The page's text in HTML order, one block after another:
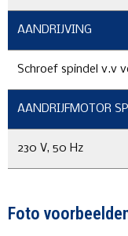
AANDRIJVING
Schroef spindel v.v
AANDRIJFMOTOR
230 V, 50 Hz
Foto